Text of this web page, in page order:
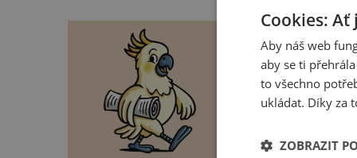
Cookies: Ať
Aby náš web
aby se ti
to všechno
ukládat. Díky za
ZOBRAZIT